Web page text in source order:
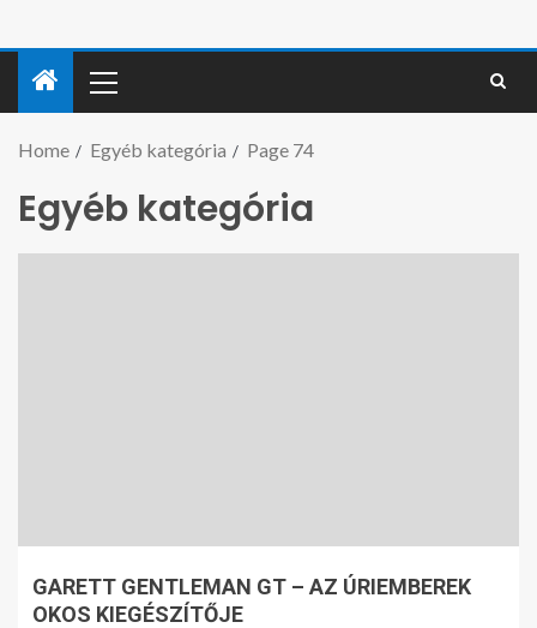
Home Egyéb kategória Page 74
Egyéb kategória
GARETT GENTLEMAN GT – AZ ÚRIEMBEREK
OKOS KIEGÉSZÍTŐJE